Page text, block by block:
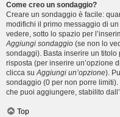
Come creo un sondaggio?
Creare un sondaggio è facile:
modifichi il primo messaggio di
vedere, sotto lo spazio per
Aggiungi sondaggio (se non lo
sondaggi). Basta inserire un
risposta (per inserire un’opzione
clicca suAggiungi un’opzione).
sondaggio (0 per non porre
che puoi aggiungere, stabilito
Top